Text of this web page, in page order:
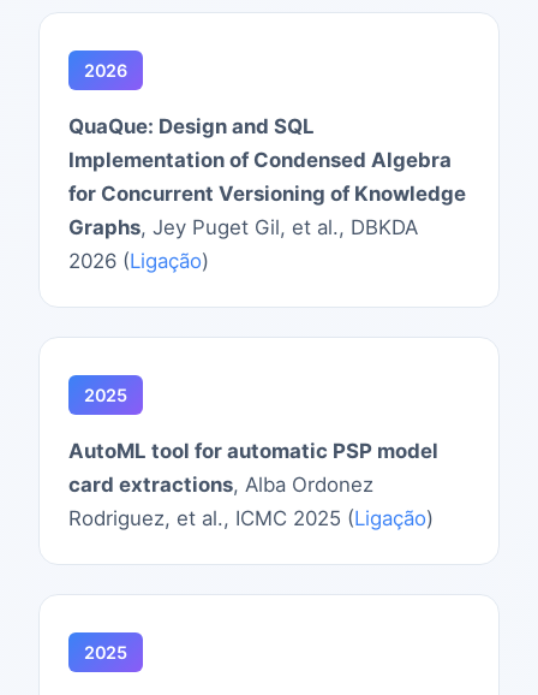
2026
QuaQue: Design and SQL
Implementation of Condensed Algebra
for Concurrent Versioning of Knowledge
Graphs, Jey Puget Gil, et al., DBKDA
2026 (Ligação)
2025
AutoML tool for automatic PSP model
card extractions, Alba Ordonez
Rodriguez, et al., ICMC 2025 (Ligação)
2025